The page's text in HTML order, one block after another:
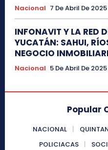
Nacional 7 De Abril De 2025
INFONAVIT Y LA RED
YUCATÁN: SAHUI,
NEGOCIO
Nacional 5 De Abril De 2025
Popular
NACIONAL
POLICIACAS